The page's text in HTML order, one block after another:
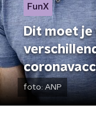
FunX
Dit moet je
foto: ANP